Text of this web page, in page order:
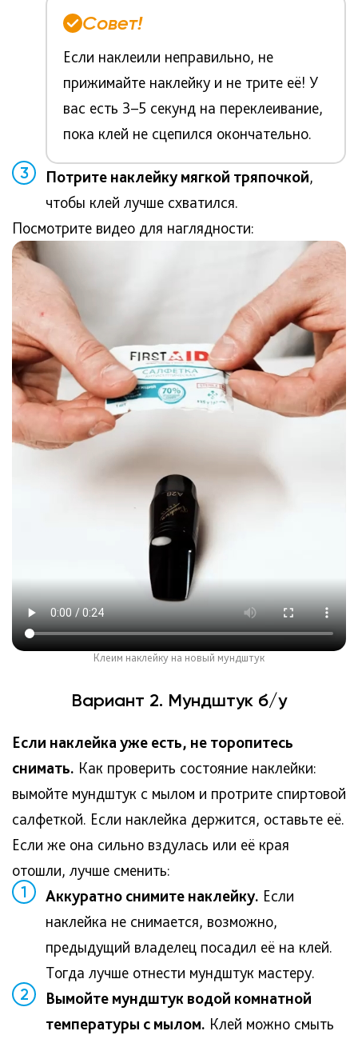
Совет!
Если наклеили неправильно, не
прижимайте наклейку и не трите её! У
вас есть 3–5 секунд на переклеивание,
пока клей не сцепился окончательно.
3 Потрите наклейку мягкой тряпочкой,
чтобы клей лучше схватился.
Посмотрите видео для наглядности:
Клеим наклейку на новый мундштук
Вариант 2. Мундштук б/у
Если наклейка уже есть, не торопитесь
снимать. Как проверить состояние наклейки:
вымойте мундштук с мылом и протрите спиртовой
салфеткой. Если наклейка держится, оставьте её.
Если же она сильно вздулась или её края
отошли, лучше сменить:
1
Аккуратно снимите наклейку. Если
наклейка не снимается, возможно,
предыдущий владелец посадил её на клей.
Тогда лучше отнести мундштук мастеру.
2
Вымойте мундштук водой комнатной
температуры с мылом. Клей можно смыть